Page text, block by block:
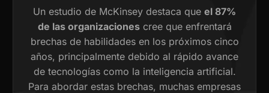
Un estudio de McKinsey destaca que el 87%
de las organizacionescree que enfrentará
brechas de habilidades en los próximos cinco
años, principalmente debido al rápido avance
de tecnologías como la inteligencia artificial.
Para abordar estas brechas, muchas empresas